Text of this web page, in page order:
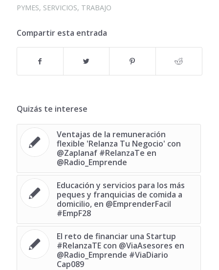
PYMES, SERVICIOS, TRABAJO
Compartir esta entrada
Quizás te interese
Ventajas de la remuneración
flexible 'Relanza Tu Negocio' con
@Zaplanaf #RelanzaTe en
@Radio_Emprende
Educación y servicios para los más
peques y franquicias de comida a
domicilio, en @EmprenderFacil
#EmpF28
El reto de financiar una Startup
‪#‎RelanzaTE‬ con @ViaAsesores en
@Radio_Emprende #ViaDiario
Cap089